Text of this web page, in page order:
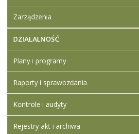
Zarządzenia
DZIAŁALNOŚĆ
Plany i programy
Raporty i sprawozdania
Kontrole i audyty
Rejestry akt i archiwa